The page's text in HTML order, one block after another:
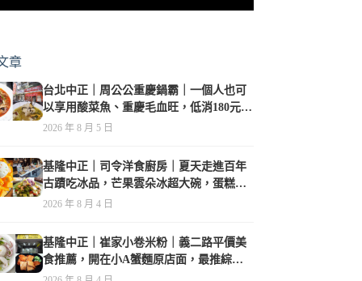
章
台北中正｜周公公重慶鍋霸｜一個人也可
以享用酸菜魚、重慶毛血旺，低消180元，
珍珠奶茶免費喝到爽
2026 年 8 月 5 日
基隆中正｜司令洋食廚房｜夏天走進百年
古蹟吃冰品，芒果雲朵冰超大碗，蛋糕、
甜點及炸物都在水準之上
2026 年 8 月 4 日
基隆中正｜崔家小卷米粉｜義二路平價美
食推薦，開在小A蟹麵原店面，最推綜合
海鮮麵